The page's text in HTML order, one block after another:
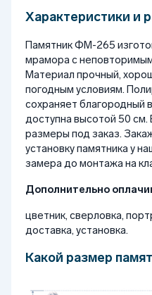
Характеристики и
Памятник ФМ-265
мрамора с
Материал прочный,
погодным условиям.
сохраняет благородный
доступна высотой 50
размеры под заказ.
установку памятника у
замера до монтажа на
Дополнительно
цветник, сверловка,
доставка, установка.
Какой размер